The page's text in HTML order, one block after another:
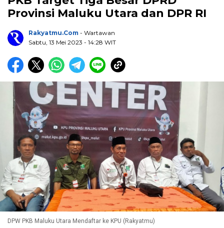
Provinsi Maluku Utara dan DPR RI
Rakyatmu.com - Wartawan
Sabtu, 13 Mei 2023 - 14:28 WIT
DPW PKB Maluku Utara Mendaftar ke KPU (Rakyatmu)